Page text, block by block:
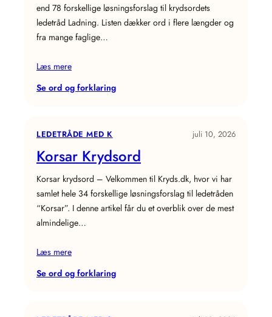
end 78 forskellige løsningsforslag til krydsordets
ledetråd Ladning. Listen dækker ord i flere længder og
fra mange faglige…
Læs mere
Se ord og forklaring:
LEDETRÅDE MED K juli 10, 2026
Korsar Krydsord
Korsar krydsord – Velkommen til Kryds.dk, hvor vi har
samlet hele 34 forskellige løsningsforslag til ledetråden
“Korsar”. I denne artikel får du et overblik over de mest
almindelige…
Læs mere
Se ord og forklaring: